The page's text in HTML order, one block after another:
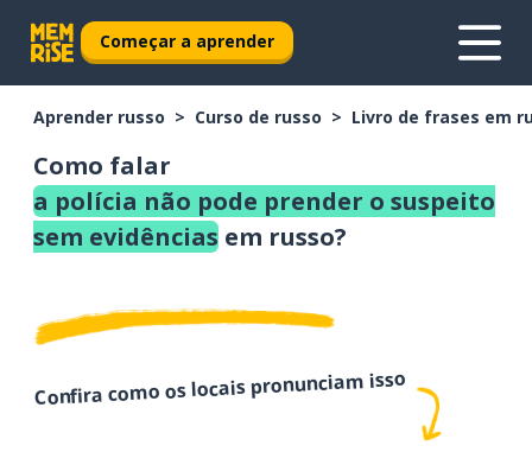
Começar a aprender
Aprender russo Curso de russo Livro de frases em
Como falar
a polícia não pode prender o suspeito
sem evidências em russo?
Confira como os locais pronunciam isso